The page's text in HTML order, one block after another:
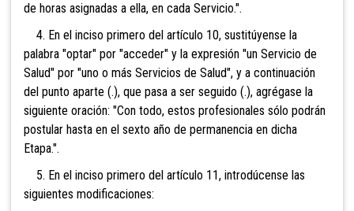
de horas asignadas a ella, en cada Servicio.".
4. En el inciso primero del artículo 10, sustitúyense la
palabra "optar" por "acceder" y la expresión "un Servicio de
Salud" por "uno o más Servicios de Salud", y a continuación
del punto aparte (.), que pasa a ser seguido (.), agrégase la
siguiente oración: "Con todo, estos profesionales sólo podrán
postular hasta en el sexto año de permanencia en dicha
Etapa.".
5. En el inciso primero del artículo 11, introdúcense las
siguientes modificaciones: